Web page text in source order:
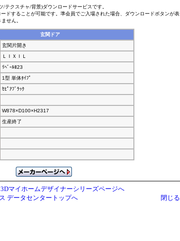
クスチャ/背景)ダウンロードサービスです。
ドすることが可能です。準会員でご入場された場合、ダウンロードボタンが表
せん。
玄関ドア
玄関片開き
ＬＩＸＩＬ
ﾘﾍﾞｰﾙⅡ23
1型 単体ﾀｲﾌﾟ
ｾﾋﾟｱﾌﾞﾗｯｸ
W878×D100×H2317
生産終了
マイホームデザイナーシリーズページへ
データセンタートップへ
閉じる